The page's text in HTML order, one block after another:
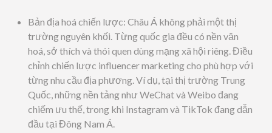
Bản địa hoá chiến lược: Châu Á không phải một thị
trường nguyên khối. Từng quốc gia đều có nền văn
hoá, sở thích và thói quen dùng mạng xã hội riêng. Điều
chỉnh chiến lược influencer marketing cho phù hợp với
từng nhu cầu địa phương. Ví dụ, tại thị trường Trung
Quốc, những nền tảng như WeChat và Weibo đang
chiếm ưu thế, trong khi Instagram và TikTok đang dẫn
đầu tại Đông Nam Á.